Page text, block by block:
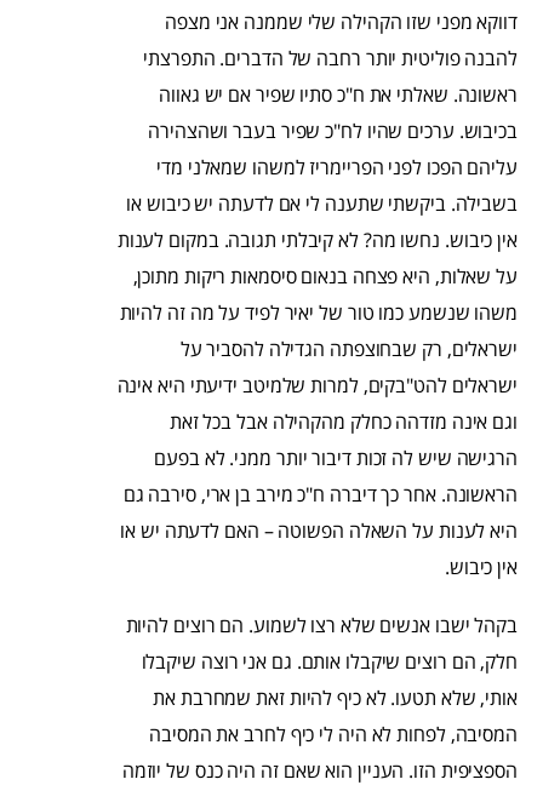
דווקא מפני שזו הקהילה שלי שממנה אני מצפה
להבנה פוליטית יותר רחבה של הדברים. התפרצתי
ראשונה. שאלתי את ח"כ סתיו שפיר אם יש גאווה
בכיבוש. ערכים שהיו לח"כ שפיר בעבר ושהצהירה
עליהם הפכו לפני הפריימריז למשהו שמאלני מדי
בשבילה. ביקשתי שתענה לי אם לדעתה יש כיבוש או
אין כיבוש. נחשו מה? לא קיבלתי תגובה. במקום לענות
על שאלות, היא פצחה בנאום סיסמאות ריקות מתוכן,
משהו שנשמע כמו טור של יאיר לפיד על מה זה להיות
ישראלים, רק שבחוצפתה הגדילה להסביר על
ישראלים להט"בקים, למרות שלמיטב ידיעתי היא אינה
וגם אינה מזדהה כחלק מהקהילה אבל בכל זאת
הרגישה שיש לה זכות דיבור יותר ממני. לא בפעם
הראשונה. אחר כך דיברה ח"כ מירב בן ארי, סירבה גם
היא לענות על השאלה הפשוטה – האם לדעתה יש או
אין כיבוש.
בקהל ישבו אנשים שלא רצו לשמוע. הם רוצים להיות
חלק, הם רוצים שיקבלו אותם. גם אני רוצה שיקבלו
אותי, שלא תטעו. לא כיף להיות זאת שמחרבת את
המסיבה, לפחות לא היה לי כיף לחרב את המסיבה
הספציפית הזו. העניין הוא שאם זה היה כנס של יוזמה